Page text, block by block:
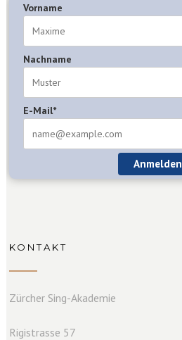
Vorname
Nachname
E-Mail*
Anmelden
KONTAKT
Zürcher Sing-Akademie
Rigistrasse 57